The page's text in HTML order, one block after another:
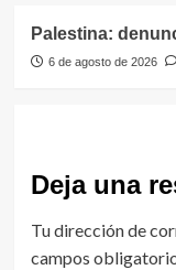
Palestina:
6 de agosto de 2026
Deja una
Tu dirección de
campos